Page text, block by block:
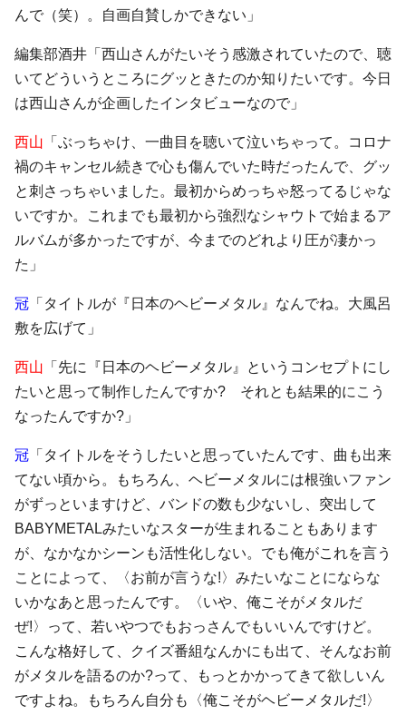
んで（笑）。自画自賛しかできない」
編集部酒井「西山さんがたいそう感激されていたので、聴
いてどういうところにグッときたのか知りたいです。今日
は西山さんが企画したインタビューなので」
西山 「ぶっちゃけ、一曲目を聴いて泣いちゃって。コロナ
禍のキャンセル続きで心も傷んでいた時だったんで、グッ
と刺さっちゃいました。最初からめっちゃ怒ってるじゃな
いですか。これまでも最初から強烈なシャウトで始まるア
ルバムが多かったですが、今までのどれより圧が凄かっ
た」
冠 「タイトルが『日本のヘビーメタル』なんでね。大風呂
敷を広げて」
西山 「先に『日本のヘビーメタル』というコンセプトにし
たいと思って制作したんですか? それとも結果的にこう
なったんですか?」
冠 「タイトルをそうしたいと思っていたんです、曲も出来
てない頃から。もちろん、ヘビーメタルには根強いファン
がずっといますけど、バンドの数も少ないし、突出して
BABYMETALみたいなスターが生まれることもあります
が、なかなかシーンも活性化しない。でも俺がこれを言う
ことによって、〈お前が言うな!〉みたいなことにならな
いかなあと思ったんです。〈いや、俺こそがメタルだ
ぜ!〉って、若いやつでもおっさんでもいいんですけど。
こんな格好して、クイズ番組なんかにも出て、そんなお前
がメタルを語るのか?って、もっとかかってきて欲しいん
ですよね。もちろん自分も〈俺こそがヘビーメタルだ!〉